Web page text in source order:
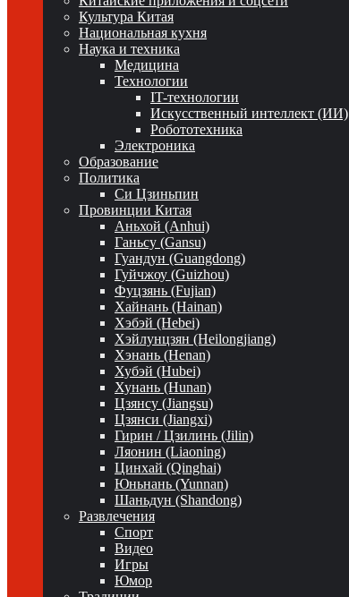
Культура Китая
Национальная кухня
Наука и техника
Медицина
Технологии
IT-технологии
Искусственный интеллект (ИИ)
Робототехника
Электроника
Образование
Политика
Си Цзиньпин
Провинции Китая
Аньхой (Anhui)
Ганьсу (Gansu)
Гуандун (Guangdong)
Гуйчжоу (Guizhou)
Фуцзянь (Fujian)
Хайнань (Hainan)
Хэбэй (Hebei)
Хэйлунцзян (Heilongjiang)
Хэнань (Henan)
Хубэй (Hubei)
Хунань (Hunan)
Цзянсу (Jiangsu)
Цзянси (Jiangxi)
Гирин / Цзилинь (Jilin)
Ляонин (Liaoning)
Цинхай (Qinghai)
Юньнань (Yunnan)
Шаньдун (Shandong)
Развлечения
Спорт
Видео
Игры
Юмор